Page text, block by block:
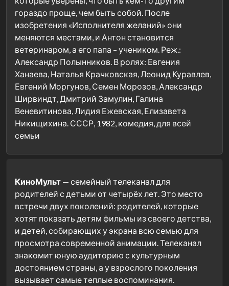
гораздо проще, чем быть собой. После
изобретения «Исполнителя желаний» они
меняются местами, и Антон становится
ветеринаром, а его папа – учеником. Реж.:
Александр Полынников. В ролях: Евгения
Ханаева, Наталья Крачковская, Леонид Куравлев,
Евгений Моргунов, Семен Морозов, Александр
Ширвиндт, Дмитрий Замулин, Галина
Веневитинова, Лидия Ежевская, Елизавета
Никищихина. СССР, 1982, комедия, для всей
семьи
КиноМульт — семейный телеканал для
родителей с детьми от четырёх лет. Это место
встречи двух поколений: родителей, которые
хотят показать детям фильмы из своего детства,
и детей, собирающих у экрана всю семью для
просмотра современной анимации. Телеканал
знакомит юную аудиторию с культурным
достоянием страны, а у взрослого поколения
вызывает самые теплые воспоминания.